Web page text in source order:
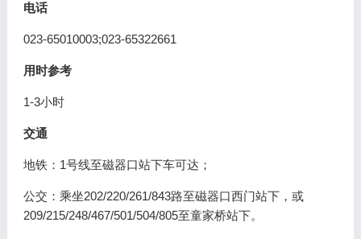
电话
023-65010003;023-65322661
用时参考
1-3小时
交通
地铁：1号线至磁器口站下车可达；
公交：乘坐202/220/261/843路至磁器口西门站下，或
209/215/248/467/501/504/805至童家桥站下。